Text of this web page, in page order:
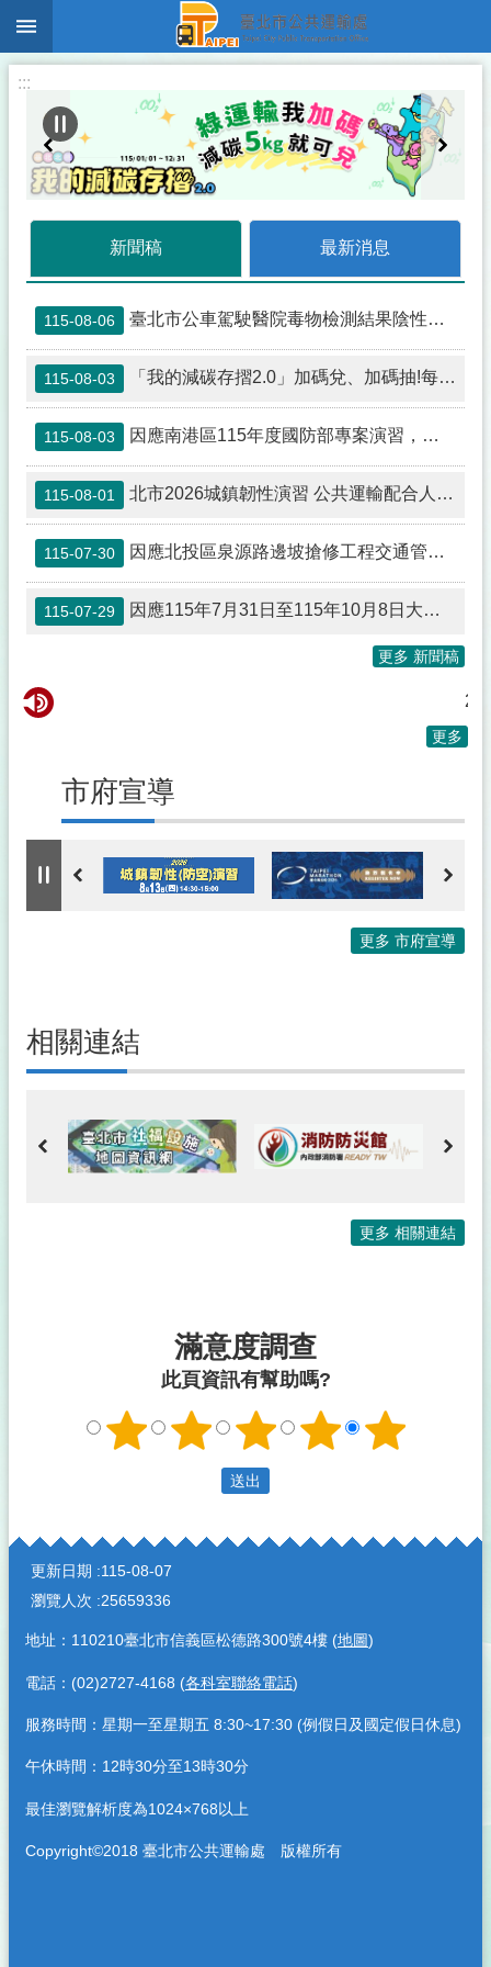
跳到主要內容區塊
:::
新聞稿 最新消息
115-08-06 臺北市公車駕駛醫院毒物檢測結果陰性 市府秉持勿枉勿縱速查釐清
115-08-03 「我的減碳存摺2.0」加碼兌、加碼抽!每週五搭乘大眾運輸工具，還可以抽Lenovo V14筆電、華航亞洲線不限航點來回機票!
115-08-03 因應南港區115年度國防部專案演習，公車配合調整措施
115-08-01 北市2026城鎮韌性演習 公共運輸配合人車管制
115-07-30 因應北投區泉源路邊坡搶修工程交通管制，公車配合改道並取消停靠站位
115-07-29 因應115年7月31日至115年10月8日大安區師大和平人行地下道封填工程案交通管制 公車配合調整行駛動線
更多 新聞稿
更多
市府宣導
更多 市府宣導
相關連結
更多 相關連結
滿意度調查
此頁資訊有幫助嗎?
:::
更新日期
115-08-07
瀏覽人次
25659336
地址：110210臺北市信義區松德路300號4樓 (地圖)
電話：(02)2727-4168 (各科室聯絡電話)
服務時間：星期一至星期五 8:30~17:30 (例假日及國定假日休息)
午休時間：12時30分至13時30分
最佳瀏覽解析度為1024×768以上
Copyright©2018 臺北市公共運輸處 版權所有